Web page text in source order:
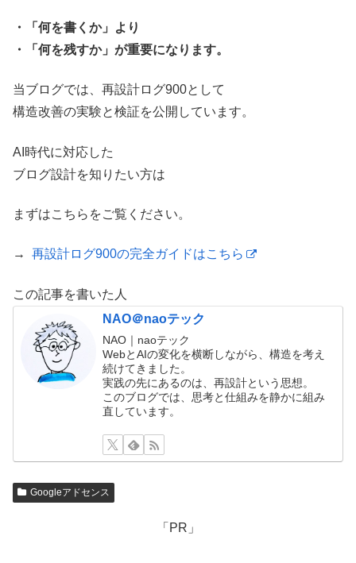
・「何を書くか」より
・「何を残すか」が重要になります。
当ブログでは、再設計ログ900として
構造改善の実験と検証を公開しています。
AI時代に対応した
ブログ設計を知りたい方は
まずはこちらをご覧ください。
→ 再設計ログ900の完全ガイドはこちら
この記事を書いた人
NAO＠naoテック
NAO｜naoテック
WebとAIの変化を横断しながら、構造を考え
続けてきました。
実践の先にあるのは、再設計という思想。
このブログでは、思考と仕組みを静かに組み
直しています。
Googleアドセンス
「PR」